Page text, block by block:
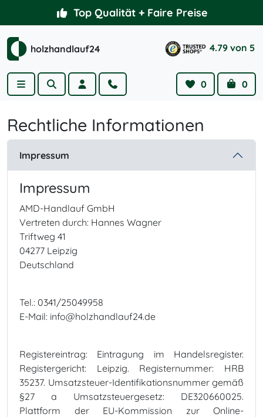
Weiter zum Inhalt4.79 von 5 | 2.366 Bewertungen
Handläufe nach Wunschmaß
Top Qualität + Faire Preise
holzhandlauf24 4.79 von 5
Menu Suche Account
Wishlist
0
Cart
0
Rechtliche Informationen
Impressum
Impressum
AMD-Handlauf GmbH
Vertreten durch: Hannes Wagner
Triftweg 41
04277 Leipzig
Deutschland
Tel.: 0341/25049958
E-Mail: info@holzhandlauf24.de
Registereintrag: Eintragung im Handelsregister.
Registergericht: Leipzig. Registernummer: HRB
35237. Umsatzsteuer-Identifikationsnummer gemäß
§27 a Umsatzsteuergesetz: DE320660025.
Plattform der EU-Kommission zur Online-